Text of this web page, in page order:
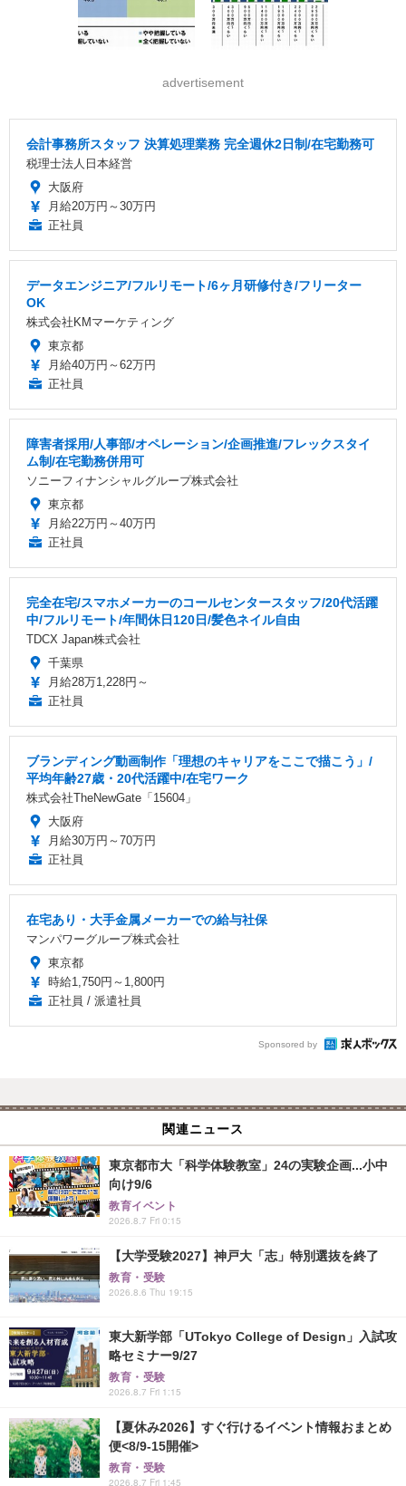
advertisement
会計事務所スタッフ 決算処理業務 完全週休2日制/在宅勤務可
税理士法人日本経営
大阪府
月給20万円～30万円
正社員
データエンジニア/フルリモート/6ヶ月研修付き/フリーター
OK
株式会社KMマーケティング
東京都
月給40万円～62万円
正社員
障害者採用/人事部/オペレーション/企画推進/フレックスタイ
ム制/在宅勤務併用可
ソニーフィナンシャルグループ株式会社
東京都
月給22万円～40万円
正社員
完全在宅/スマホメーカーのコールセンタースタッフ/20代活躍
中/フルリモート/年間休日120日/髪色ネイル自由
TDCX Japan株式会社
千葉県
月給28万1,228円～
正社員
ブランディング動画制作「理想のキャリアをここで描こう」/
平均年齢27歳・20代活躍中/在宅ワーク
株式会社TheNewGate「15604」
大阪府
月給30万円～70万円
正社員
在宅あり・大手金属メーカーでの給与社保
マンパワーグループ株式会社
東京都
時給1,750円～1,800円
正社員 / 派遣社員
Sponsored by
関連ニュース
東京都市大「科学体験教室」24の実験企画...小中
向け9/6
教育イベント
2026.8.7 Fri 0:15
【大学受験2027】神戸大「志」特別選抜を終了
教育・受験
2026.8.6 Thu 19:15
東大新学部「UTokyo College of Design」入試攻
略セミナー9/27
教育・受験
2026.8.7 Fri 1:15
【夏休み2026】すぐ行けるイベント情報おまとめ
便<8/9-15開催>
教育・受験
2026.8.7 Fri 1:45